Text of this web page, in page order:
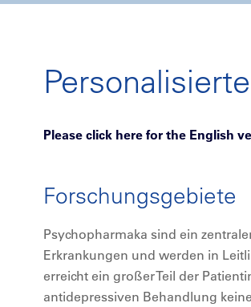
Please click here for the English
Forschungsgebiete
Psychopharmaka sind ein
Erkrankungen und werden in
erreicht ein großer Teil der
antidepressiven Behandlung